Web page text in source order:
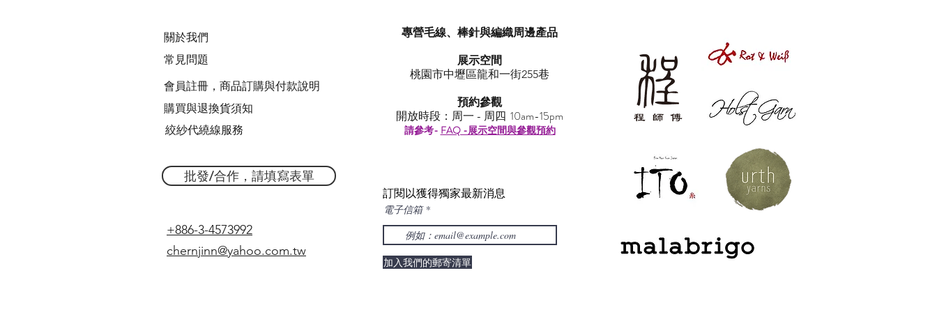
關於我們
常見問題
會員註冊，商品訂購與付款說明
購買與退換貨須知
絞紗代繞線服務
專營毛線、棒針與編織周邊產品
展示空間
​桃園市中壢區龍和一街255巷
預約參觀
開放時段：周一 - 周四 10am-15pm
請參考- FAQ -展示空間與參觀預約
批發/合作，請填寫表單
+886-3-4573992
chernjinn@yahoo.com.tw
訂閱以獲得獨家最新消息
電子信箱
加入我們的郵寄清單